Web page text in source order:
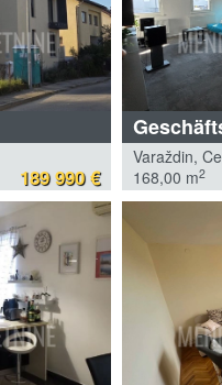
189 990 €
Varaždin,
168,00 m2